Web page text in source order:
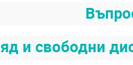
и свободни